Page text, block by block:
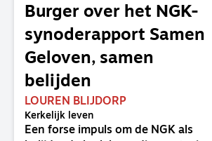
Burger over het NGK-
synoderapport Samen
Geloven, samen
belijden
LOUREN BLIJDORP
Kerkelijk leven
Een forse impuls om de NGK als